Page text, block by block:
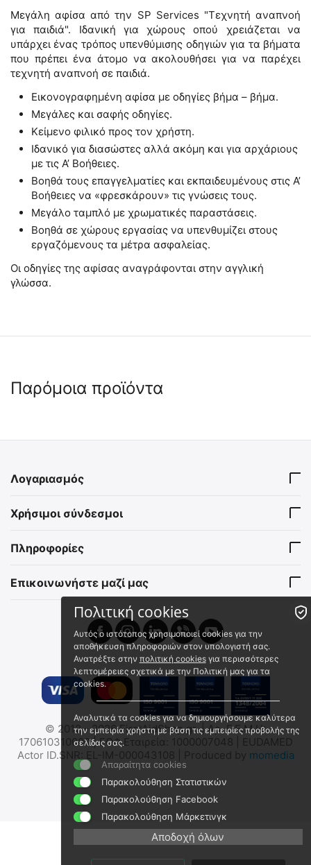
Μεγάλη αφίσα από την SP Services "Τεχνητή αναπνοή
για παιδιά". Ιδανική για χώρους οπού χρειάζεται να
υπάρχει ένας τρόπος υπενθύμισης οδηγιών για τα βήματα
που πρέπει ένα άτομο να ακολουθήσει για να παρέχει
τεχνητή αναπνοή σε παιδιά.
Εικονογραφημένη αφίσα με οδηγίες βήμα – βήμα.
Μεγάλες και σαφής οδηγίες.
Κείμενο φιλικό προς τον χρήστη.
Ιδανικό για διασώστες αλλά ακόμη και για αρχάριους
με τις Α’ Βοήθειες.
Βοηθά τους επαγγελματίες και εκπαιδευμένους στις Α’
Βοήθειες να «φρεσκάρουν» τις γνώσεις τους.
Μεγάλο ταμπλό με χρωματικές παραστάσεις.
Βοηθά σε χώρους εργασίας να υπενθυμίζει στους
εργαζόμενους τα μέτρα ασφαλείας.
Οι οδηγίες της αφίσας αναγράφονται στην αγγλική
γλώσσα.
Παρόμοια προϊόντα
Πρώτες Βοήθειες: Μύθοι και
Πραγματικότητα
Άμεσα διαθέσιμο
€18.00
(χωρίς ΦΠΑ)
Βιβλίο Πρώτες Βοήθειες &
€25.47(χωρίς ΦΠΑ)
Celox Οδηγός Ελέγχου
Αιμορραγιών
SP/BO/300
Άμεσα διαθέσιμο
Αποστολή εντός 24 ωρών
(χωρίς ΦΠΑ)
Πρώτες Βοήθειες μέσα από
τα Μάτια του Ειδικού
2023727
Άμεσα διαθέσιμο
Αποστολή εντός 24 ωρών
€ 31.50
€ 29.72 (χωρίς ΦΠΑ)
Λογαριασμός
Χρήσιμοι σύνδεσμοι
Πληροφορίες
Επικοινωνήστε μαζί μας
© 2012 - 2026 FirstAidShop.gr. | Αρ. Γ.Ε.Μ.Η:
170610310000 | ΕΟΦ Εταιρεία: 1000007048 | EUDAMED
Actor ID.SNR: EL-IM-000043108 | Produced by momedia
Πολιτική cookies
Αυτός ο ιστότοπος χρησιμοποιεί cookies για την
αποθήκευση πληροφοριών στον υπολογιστή σας.
Ανατρέξτε στην πολιτική cookiesγια περισσότερες
λεπτομέρειες σχετικά με την Πολιτική μας για τα
cookies.
Αναλυτικά τα cookies για να δημιουργήσουμε καλύτερα
την εμπειρία χρήστη με βάση τις εμπειρίες προβολής της
σελίδας σας.
Απαραίτητα cookies
Παρακολούθηση Στατιστικών
Παρακολούθηση Facebook
Παρακολούθηση Μάρκετινγκ
Αποδοχή όλων